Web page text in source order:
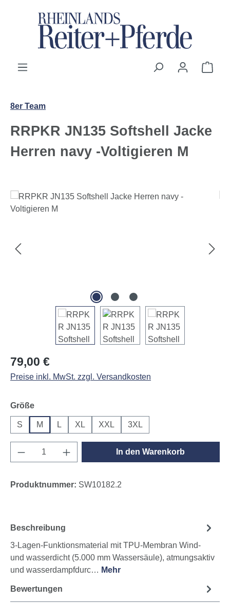
Zum Hauptinhalt springen
8er Team
RRPKR JN135 Softshell Jacke
Herren navy -Voltigieren M
Bildergalerie überspringen
Regulärer Preis:
79,00 €
Preise inkl. MwSt. zzgl. Versandkosten
Größeauswählen
S M L XL XXL 3XL
Produkt Anzahl: Gib den gewünschten
In den Warenkorb
Produktnummer: SW10182.2
Beschreibung
3-Lagen-Funktionsmaterial mit TPU-Membran Wind-
und wasserdicht (5.000 mm Wassersäule), atmungsaktiv
und wasserdampfdurc… Mehr
Bewertungen